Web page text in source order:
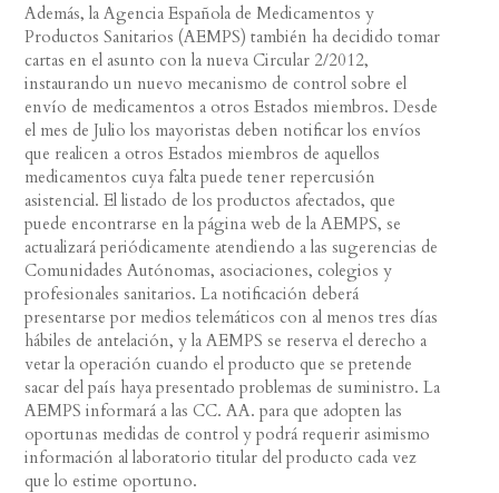
Además, la Agencia Española de Medicamentos y
Productos Sanitarios (AEMPS) también ha decidido tomar
cartas en el asunto con la nueva Circular 2/2012,
instaurando un nuevo mecanismo de control sobre el
envío de medicamentos a otros Estados miembros. Desde
el mes de Julio los mayoristas deben notificar los envíos
que realicen a otros Estados miembros de aquellos
medicamentos cuya falta puede tener repercusión
asistencial. El listado de los productos afectados, que
puede encontrarse en la página web de la AEMPS, se
actualizará periódicamente atendiendo a las sugerencias de
Comunidades Autónomas, asociaciones, colegios y
profesionales sanitarios. La notificación deberá
presentarse por medios telemáticos con al menos tres días
hábiles de antelación, y la AEMPS se reserva el derecho a
vetar la operación cuando el producto que se pretende
sacar del país haya presentado problemas de suministro. La
AEMPS informará a las CC. AA. para que adopten las
oportunas medidas de control y podrá requerir asimismo
información al laboratorio titular del producto cada vez
que lo estime oportuno.